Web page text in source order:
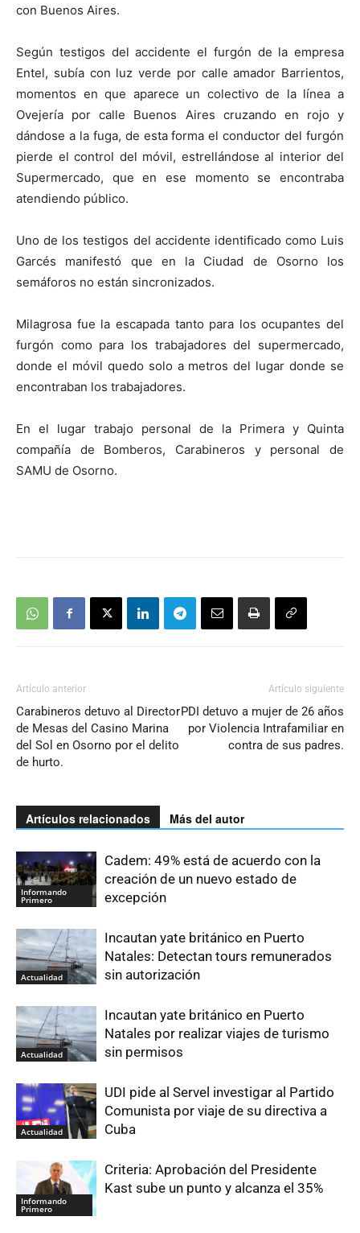
con Buenos Aires.
Según testigos del accidente el furgón de la empresa
Entel, subía con luz verde por calle amador Barrientos,
momentos en que aparece un colectivo de la línea a
Ovejería por calle Buenos Aires cruzando en rojo y
dándose a la fuga, de esta forma el conductor del furgón
pierde el control del móvil, estrellándose al interior del
Supermercado, que en ese momento se encontraba
atendiendo público.
Uno de los testigos del accidente identificado como Luis
Garcés manifestó que en la Ciudad de Osorno los
semáforos no están sincronizados.
Milagrosa fue la escapada tanto para los ocupantes del
furgón como para los trabajadores del supermercado,
donde el móvil quedo solo a metros del lugar donde se
encontraban los trabajadores.
En el lugar trabajo personal de la Primera y Quinta
compañía de Bomberos, Carabineros y personal de
SAMU de Osorno.
Artículo anterior
Carabineros detuvo al Director
de Mesas del Casino Marina
del Sol en Osorno por el delito
de hurto.
Artículo siguiente
PDI detuvo a mujer de 26 años
por Violencia Intrafamiliar en
contra de sus padres.
Artículos relacionados Más del autor
Informando
Primero
Cadem: 49% está de acuerdo con la
creación de un nuevo estado de
excepción
Actualidad
Incautan yate británico en Puerto
Natales: Detectan tours remunerados
sin autorización
Actualidad
Incautan yate británico en Puerto
Natales por realizar viajes de turismo
sin permisos
Actualidad
UDI pide al Servel investigar al Partido
Comunista por viaje de su directiva a
Cuba
Informando
Primero
Criteria: Aprobación del Presidente
Kast sube un punto y alcanza el 35%